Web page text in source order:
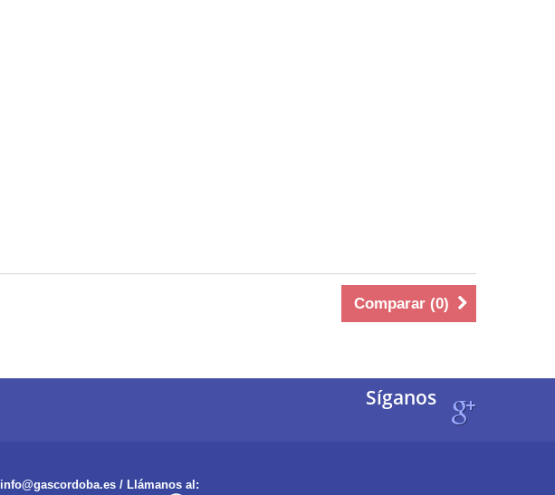
Comparar (0)
Síganos
info@gascordoba.es / Llámanos al: